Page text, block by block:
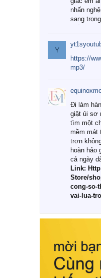
nhấn
sang
Tuy
với vô
như hiện
được
cấp thực
khí hậu
đình?
giải đáp
1. Tại
chuộng
Khác với
thường,
cao cấp
nghiêm
liệu tự
nhuộm
này, bạn
hồi chuẩn
cột sống.
Bên cạnh
Y
https://
mp3/
Đi làm
giặt ủi sơ
tìm một
mềm mát
trơn
hoàn hảo
cả ngày
Link:
Store/
cong-so-
vai-lua-